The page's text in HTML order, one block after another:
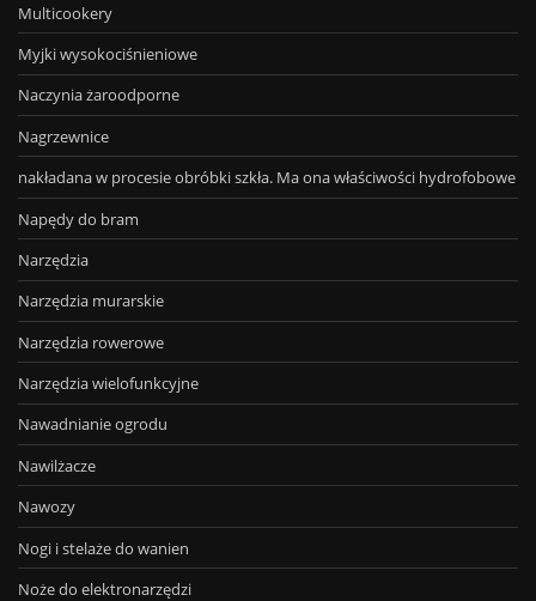
Multicookery
Myjki wysokociśnieniowe
Naczynia żaroodporne
Nagrzewnice
nakładana w procesie obróbki szkła. Ma ona właściwości hydrofobowe
Napędy do bram
Narzędzia
Narzędzia murarskie
Narzędzia rowerowe
Narzędzia wielofunkcyjne
Nawadnianie ogrodu
Nawilżacze
Nawozy
Nogi i stelaże do wanien
Noże do elektronarzędzi